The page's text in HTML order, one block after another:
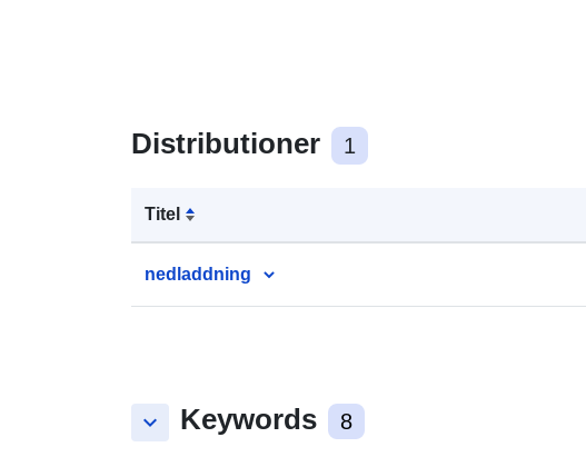
Distributioner 1
Titel
nedladdning
keyboard_arrow_down Keywords 8